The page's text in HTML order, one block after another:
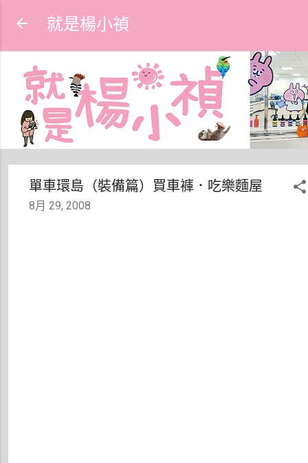
就是楊小禎
單車環島（裝備篇）買車褲．吃樂麵屋
8月 29, 2008